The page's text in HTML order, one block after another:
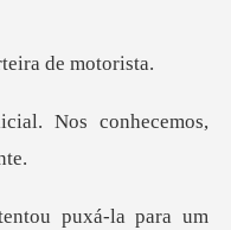
icial. Nos conhecemos,